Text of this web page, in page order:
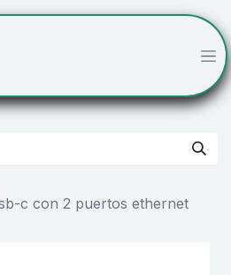
c con 2 puertos ethernet